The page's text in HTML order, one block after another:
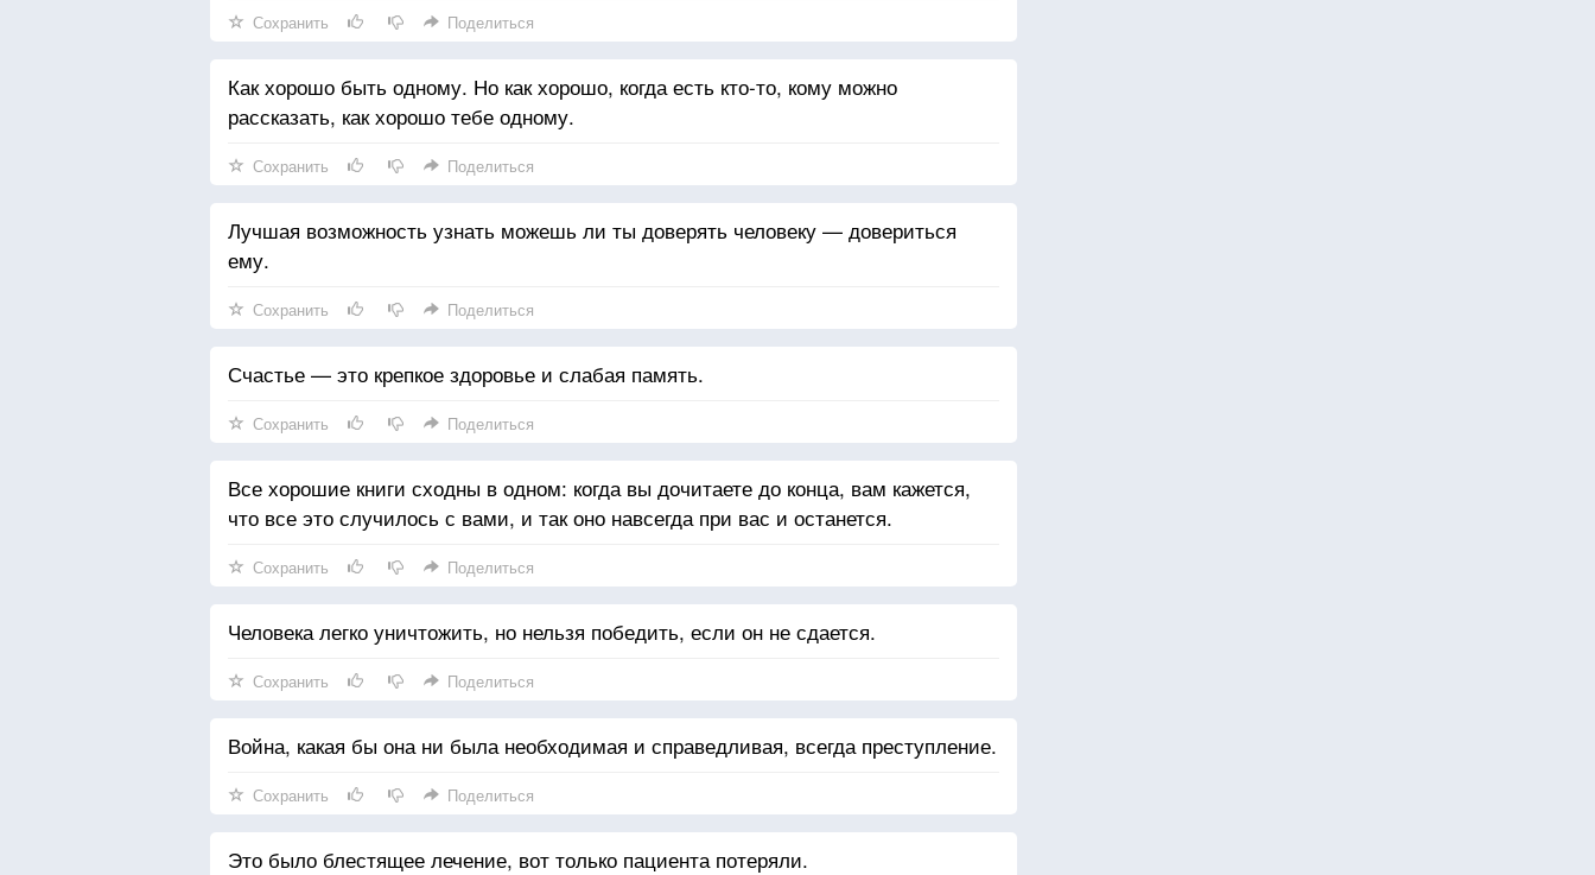
Сохранить Поделиться
Как хорошо быть одному. Но как хорошо, когда есть кто-то, кому можно
рассказать, как хорошо тебе одному.
Сохранить Поделиться
Лучшая возможность узнать можешь ли ты доверять человеку — довериться
ему.
Сохранить Поделиться
Счастье — это крепкое здоровье и слабая память.
Сохранить Поделиться
Все хорошие книги сходны в одном: когда вы дочитаете до конца, вам кажется,
что все это случилось с вами, и так оно навсегда при вас и останется.
Сохранить Поделиться
Человека легко уничтожить, но нельзя победить, если он не сдается.
Сохранить Поделиться
Война, какая бы она ни была необходимая и справедливая, всегда преступление.
Сохранить Поделиться
Это было блестящее лечение, вот только пациента потеряли.